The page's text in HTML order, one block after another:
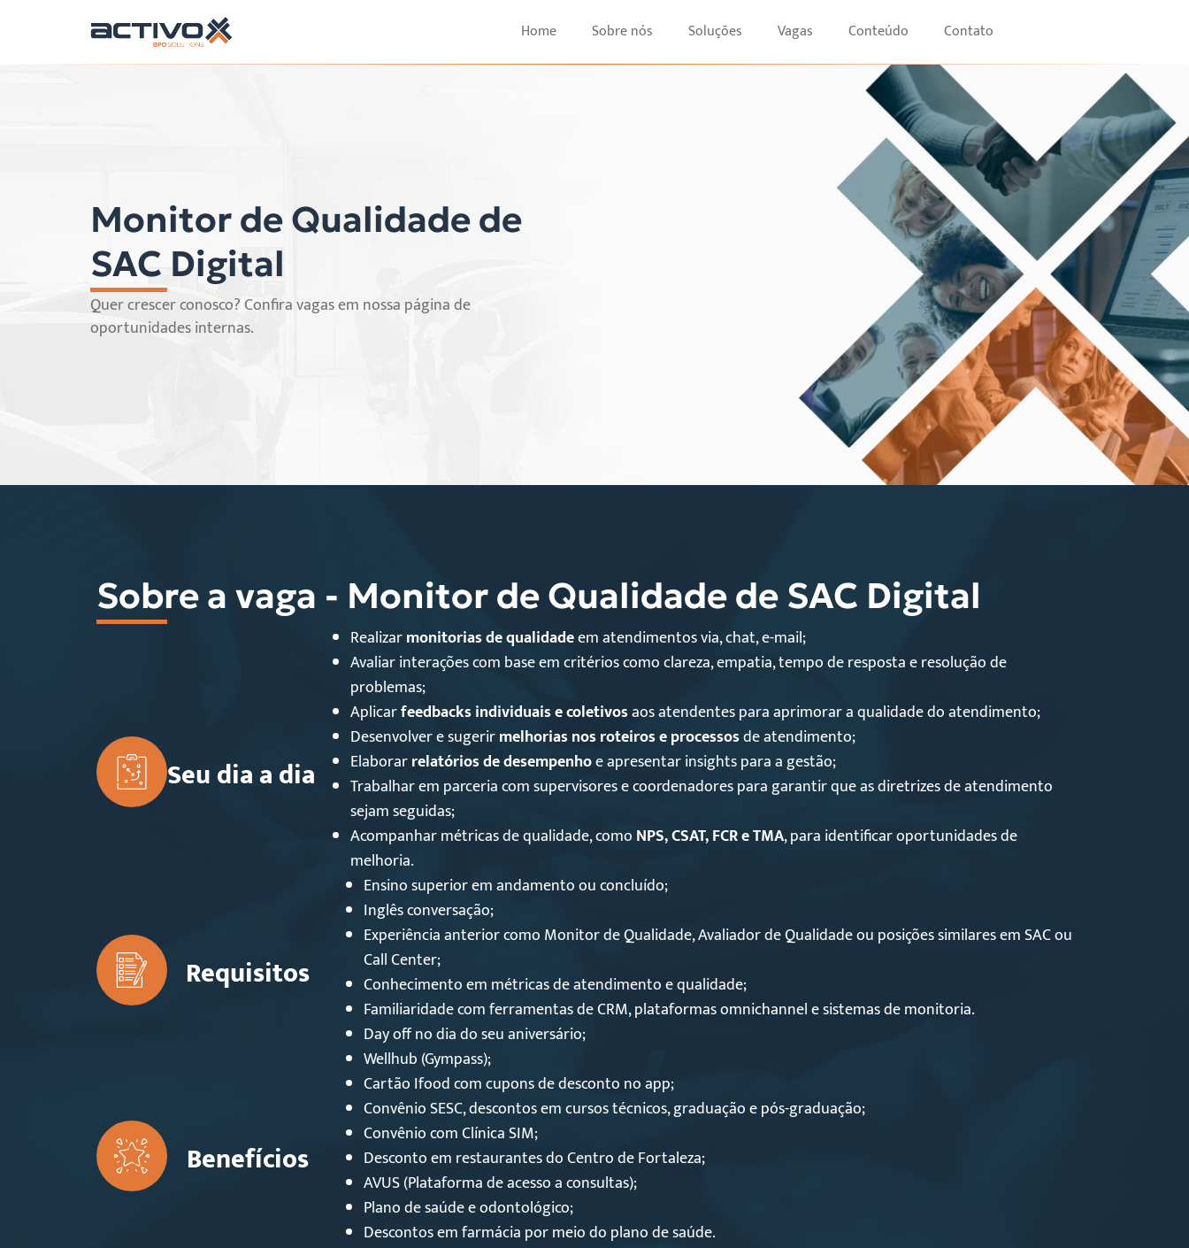
Home Sobre nós Soluções Vagas Conteúdo Contato
Monitor de Qualidade de
SAC Digital
Quer crescer conosco? Confira vagas em nossa página de
oportunidades internas.
Sobre a vaga - Monitor de Qualidade de SAC Digital
Seu dia a dia
Realizarmonitorias de qualidadeem atendimentos via, chat, e-mail;
Avaliar interações com base em critérios como clareza, empatia, tempo de resposta e resolução de
problemas;
Aplicarfeedbacks individuais e coletivosaos atendentes para aprimorar a qualidade do atendimento;
Desenvolver e sugerirmelhorias nos roteiros e processosde atendimento;
Elaborarrelatórios de desempenhoe apresentar insights para a gestão;
Trabalhar em parceria com supervisores e coordenadores para garantir que as diretrizes de atendimento
sejam seguidas;
Acompanhar métricas de qualidade, como NPS, CSAT, FCR e TMA, para identificar oportunidades de
melhoria.
Requisitos
Ensino superior em andamento ou concluído;
Inglês conversação;
Experiência anterior como Monitor de Qualidade, Avaliador de Qualidade ou posições similares em SAC ou
Call Center;
Conhecimento em métricas de atendimento e qualidade;
Familiaridade com ferramentas de CRM, plataformas omnichannel e sistemas de monitoria.
Benefícios
Day off no dia do seu aniversário;
Wellhub (Gympass);
Cartão Ifood com cupons de desconto no app;
Convênio SESC, descontos em cursos técnicos, graduação e pós-graduação;
Convênio com Clínica SIM;
Desconto em restaurantes do Centro de Fortaleza;
AVUS (Plataforma de acesso a consultas);
Plano de saúde e odontológico;
Descontos em farmácia por meio do plano de saúde.